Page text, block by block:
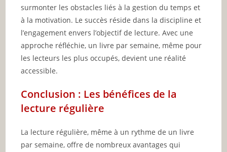
surmonter les obstacles liés à la gestion du temps et
à la motivation. Le succès réside dans la discipline et
l’engagement envers l’objectif de lecture. Avec une
approche réfléchie, un livre par semaine, même pour
les lecteurs les plus occupés, devient une réalité
accessible.
Conclusion : Les bénéfices de la
lecture régulière
La lecture régulière, même à un rythme de un livre
par semaine, offre de nombreux avantages qui